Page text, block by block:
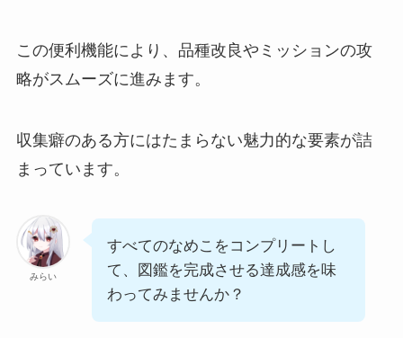
この便利機能により、品種改良やミッションの攻
略がスムーズに進みます。
収集癖のある方にはたまらない魅力的な要素が詰
まっています。
みらい
すべてのなめこをコンプリートし
て、図鑑を完成させる達成感を味
わってみませんか？